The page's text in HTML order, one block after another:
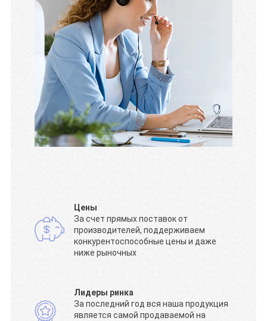
Цены
За счет прямых поставок от
производителей, поддерживаем
конкурентоспособные цены и даже
ниже рыночных
Лидеры ринка
За последний год вся наша продукция
является самой продаваемой на